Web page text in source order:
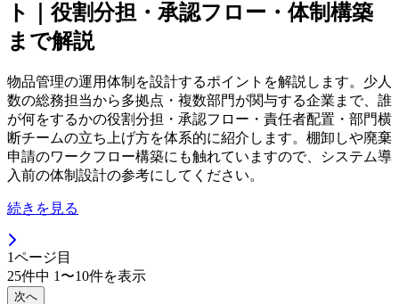
ト｜役割分担・承認フロー・体制構築
まで解説
物品管理の運用体制を設計するポイントを解説します。少人
数の総務担当から多拠点・複数部門が関与する企業まで、誰
が何をするかの役割分担・承認フロー・責任者配置・部門横
断チームの立ち上げ方を体系的に紹介します。棚卸しや廃棄
申請のワークフロー構築にも触れていますので、システム導
入前の体制設計の参考にしてください。
続きを見る
1ページ目
25件中 1 〜10件を表示
次へ